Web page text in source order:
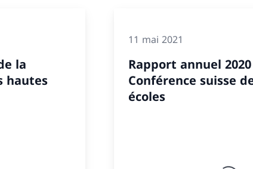
la
hautes
11 mai 2021
Rapport annuel
Conférence suisse
écoles